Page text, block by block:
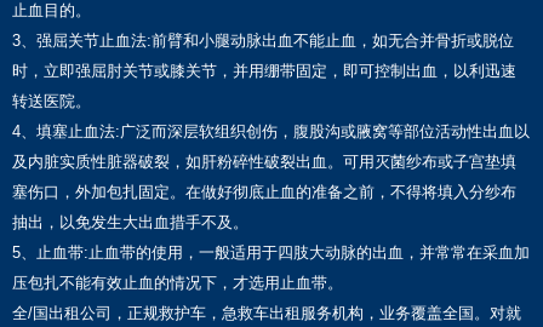
止血目的。
3、强屈关节止血法:前臂和小腿动脉出血不能止血，如无合并骨折或脱位
时，立即强屈肘关节或膝关节，并用绷带固定，即可控制出血，以利迅速
转送医院。
4、填塞止血法:广泛而深层软组织创伤，腹股沟或腋窝等部位活动性出血以
及内脏实质性脏器破裂，如肝粉碎性破裂出血。可用灭菌纱布或子宫垫填
塞伤口，外加包扎固定。在做好彻底止血的准备之前，不得将填入分纱布
抽出，以免发生大出血措手不及。
5、止血带:止血带的使用，一般适用于四肢大动脉的出血，并常常在采血加
压包扎不能有效止血的情况下，才选用止血带。
全/国出租公司，正规救护车，急救车出租服务机构，业务覆盖全国。对就